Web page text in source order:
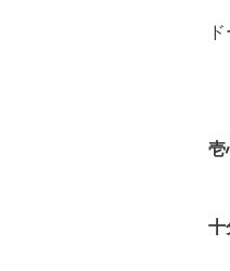
壱
十